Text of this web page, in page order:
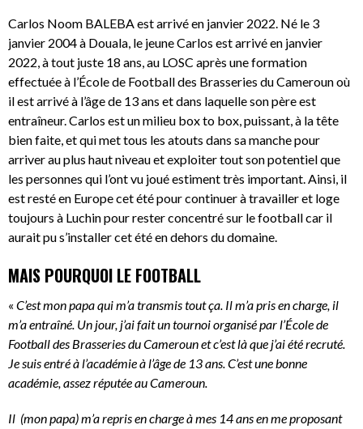
Carlos Noom BALEBA est arrivé en janvier 2022. Né le 3
janvier 2004 à Douala, le jeune Carlos est arrivé en janvier
2022, à tout juste 18 ans, au LOSC après une formation
effectuée à l’École de Football des Brasseries du Cameroun où
il est arrivé à l’âge de 13 ans et dans laquelle son père est
entraîneur. Carlos est un milieu box to box, puissant, à la tête
bien faite, et qui met tous les atouts dans sa manche pour
arriver au plus haut niveau et exploiter tout son potentiel que
les personnes qui l’ont vu joué estiment très important. Ainsi, il
est resté en Europe cet été pour continuer à travailler et loge
toujours à Luchin pour rester concentré sur le football car il
aurait pu s’installer cet été en dehors du domaine.
MAIS POURQUOI LE FOOTBALL
« C’est mon papa qui m’a transmis tout ça. Il m’a pris en charge, il
m’a entraîné. Un jour, j’ai fait un tournoi organisé par l’École de
Football des Brasseries du Cameroun et c’est là que j’ai été recruté.
Je suis entré à l’académie à l’âge de 13 ans. C’est une bonne
académie, assez réputée au Cameroun.
Il (mon papa) m’a repris en charge à mes 14 ans en me proposant